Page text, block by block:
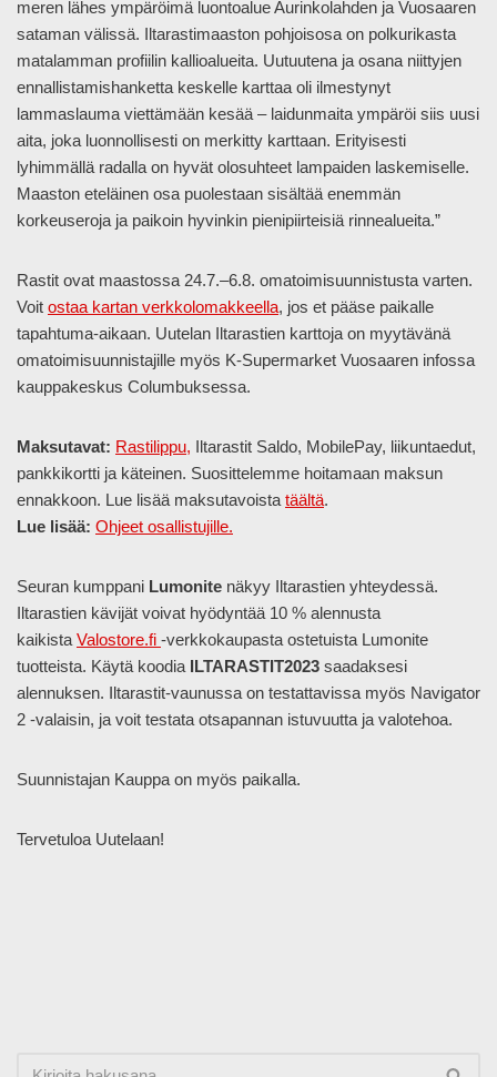
meren lähes ympäröimä luontoalue Aurinkolahden ja Vuosaaren
sataman välissä. Iltarastimaaston pohjoisosa on polkurikasta
matalamman profiilin kallioalueita. Uutuutena ja osana niittyjen
ennallistamishanketta keskelle karttaa oli ilmestynyt
lammaslauma viettämään kesää – laidunmaita ympäröi siis uusi
aita, joka luonnollisesti on merkitty karttaan. Erityisesti
lyhimmällä radalla on hyvät olosuhteet lampaiden laskemiselle.
Maaston eteläinen osa puolestaan sisältää enemmän
korkeuseroja ja paikoin hyvinkin pienipiirteisiä rinnealueita.”
Rastit ovat maastossa 24.7.–6.8. omatoimisuunnistusta varten.
Voit ostaa kartan verkkolomakkeella, jos et pääse paikalle
tapahtuma-aikaan. Uutelan Iltarastien karttoja on myytävänä
omatoimisuunnistajille myös K-Supermarket Vuosaaren infossa
kauppakeskus Columbuksessa.
Maksutavat: Rastilippu, Iltarastit Saldo, MobilePay, liikuntaedut,
pankkikortti ja käteinen. Suosittelemme hoitamaan maksun
ennakkoon. Lue lisää maksutavoista täältä.
Lue lisää: Ohjeet osallistujille.
Seuran kumppani Lumonite näkyy Iltarastien yhteydessä.
Iltarastien kävijät voivat hyödyntää 10 % alennusta
kaikista Valostore.fi -verkkokaupasta ostetuista Lumonite
tuotteista. Käytä koodia ILTARASTIT2023 saadaksesi
alennuksen. Iltarastit-vaunussa on testattavissa myös Navigator
2 -valaisin, ja voit testata otsapannan istuvuutta ja valotehoa.
Suunnistajan Kauppa on myös paikalla.
Tervetuloa Uutelaan!